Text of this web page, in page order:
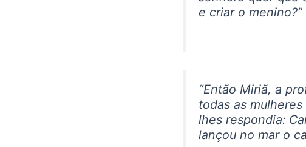
e criar o
“Então Miriã, a
todas as
lhes respondia:
lançou no mar o